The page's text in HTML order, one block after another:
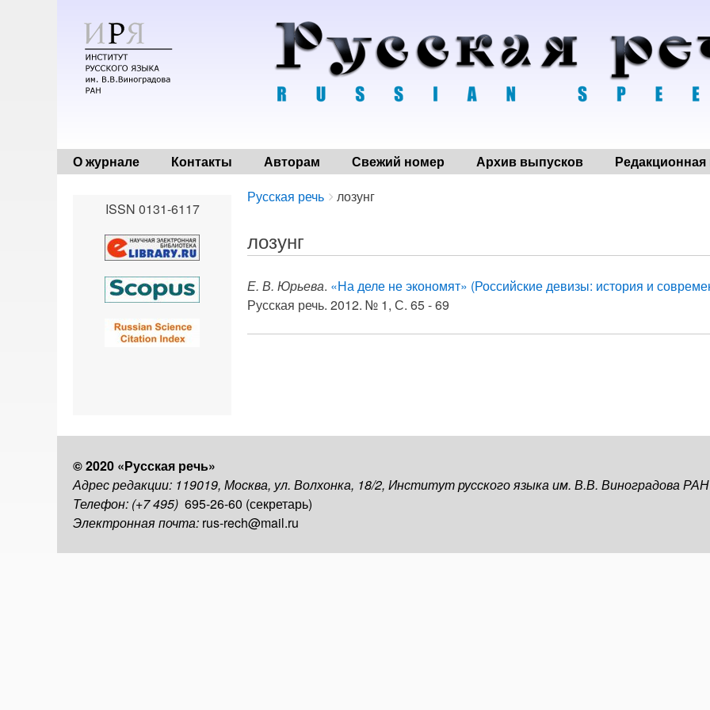
О журнале Контакты Авторам Свежий номер Архив выпусков Редакционная
Breadcrumbs
You
here:
Русская речь лозунг
лозунг
Е. В. Юрьева. «На деле не экономят» (Российские девизы: история и
Русская речь. 2012. № 1, С. 65 - 69
ISSN 0131-6117
© 2020 «Русская речь»
Адрес редакции: 119019, Москва, ул. Волхонка, 18/2, Институт русского языка им. В.В. Виноградова РАН
Телефон: (+7 495) 695-26-60 (секретарь)
Электронная почта: rus-rech@mail.ru